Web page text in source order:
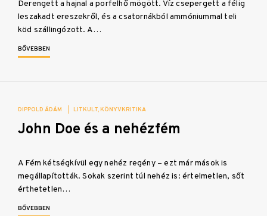
Derengett a hajnal a porfelhő mögött. Víz csepergett a félig
leszakadt ereszekről, és a csatornákból ammóniummal teli
köd szállingózott. A…
BŐVEBBEN
DIPPOLD ÁDÁM LITKULT KÖNYVKRITIKA
John Doe és a nehézfém
A Fém kétségkívül egy nehéz regény – ezt már mások is
megállapították. Sokak szerint túl nehéz is: értelmetlen, sőt
érthetetlen…
BŐVEBBEN